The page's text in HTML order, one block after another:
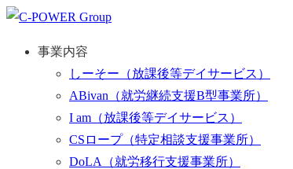
事業内容
しーそー （放課後等デイサービス）
ABivan （就労継続支援B型事業所）
I am （放課後等デイサービス）
CSロープ（特定相談支援事業所）
DoLA
（就労移行支援事業所）